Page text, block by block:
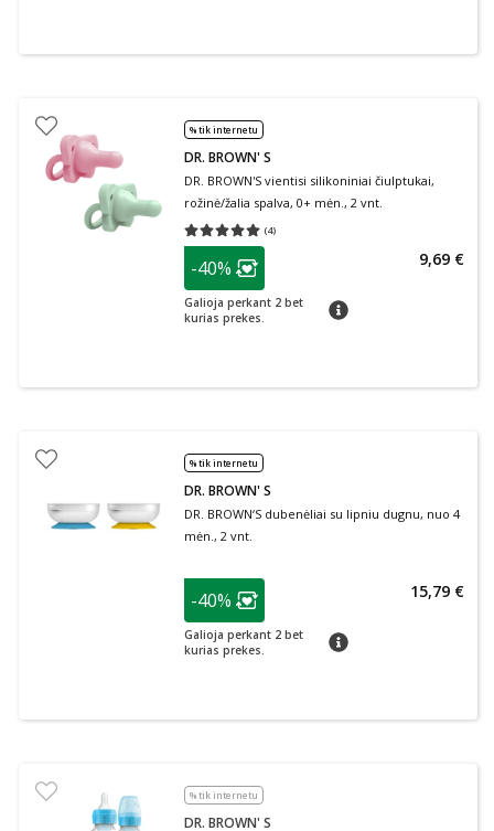
% tik internetu
DR. BROWN' S
DR. BROWN'S vientisi silikoniniai čiulptukai,
rožinė/žalia spalva, 0+ mėn., 2 vnt.
(4)
Vidutinis įvertinimas 5.00
patarimas
Lojalumo klubo narių nuolaida
-40%
Galioja perkant 2 bet
kurias prekes.
patarimas
9,69 €
% tik internetu
DR. BROWN' S
DR. BROWN‘S dubenėliai su lipniu dugnu, nuo 4
mėn., 2 vnt.
patarimas
Lojalumo klubo narių nuolaida
-40%
Galioja perkant 2 bet
kurias prekes.
patarimas
15,79 €
% tik internetu
DR. BROWN' S